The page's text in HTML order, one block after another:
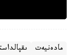
مادەنيەت